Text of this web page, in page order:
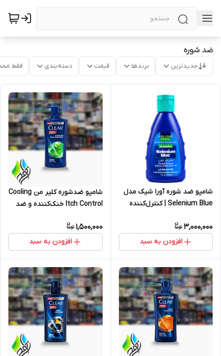
ضد شوره
جدیدترین برندها قیمت دسته‌بندی فقط
شامپو ضد شوره آورا شیک مدل
Selenium Blue | کنترل‌کننده
میلی‌لیتر
3,000,000
افزودن به سبد
شامپو ضدشوره کلیر من Cooling
Itch Control خنک‌کننده و ضد
(پمپی)
1,500,000
افزودن به سبد